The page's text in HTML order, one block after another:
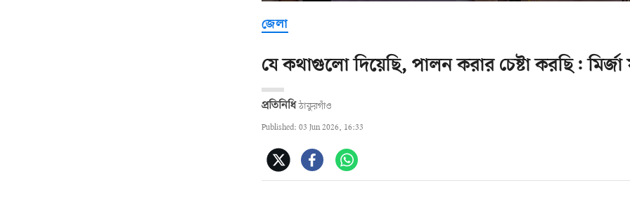
জেলা
যে কথাগুলো দিয়েছি, পালন করার চেষ্টা করছি:
প্রতিনিধি ঠাকুরগাঁও
Published: 03 Jun 2026, 16:33